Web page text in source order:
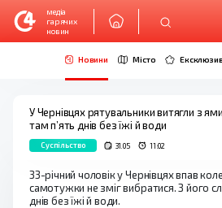
медіа
гарячих
новин
Новини Місто
У Чернівцях рятувальники витягли з
там п’ять днів без їжі й води
Суспільство 31.05 11:02
33-річний чоловік у Чернівцях впав
самотужки не зміг вибратися. З його
днів без їжі й води.